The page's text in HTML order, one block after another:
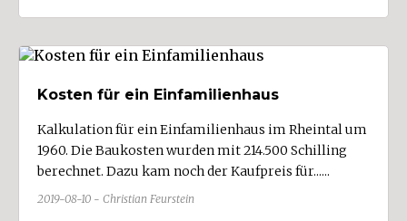
Kosten für ein Einfamilienhaus
Kalkulation für ein Einfamilienhaus im Rheintal um
1960. Die Baukosten wurden mit 214.500 Schilling
berechnet. Dazu kam noch der Kaufpreis für......
2019-08-10 - Christian Feurstein